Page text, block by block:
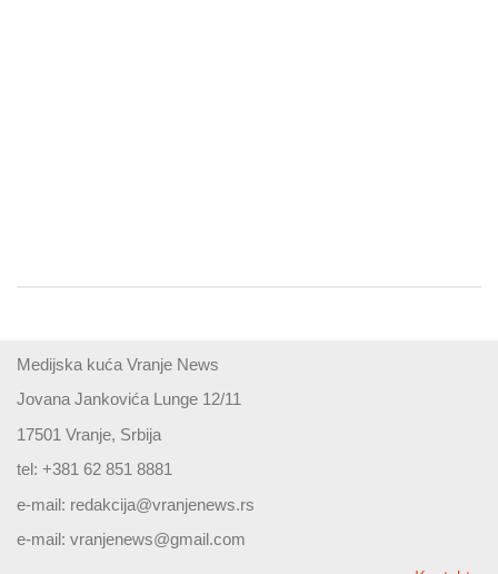
Medijska kuća Vranje News
Jovana Jankovića Lunge 12/11
17501 Vranje, Srbija
tel: +381 62 851 8881
e-mail: redakcija@vranjenews.rs
e-mail: vranjenews@gmail.com